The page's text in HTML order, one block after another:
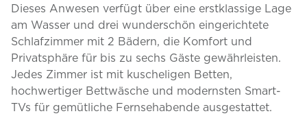
Dieses Anwesen verfügt über eine erstklassige Lage
am Wasser und drei wunderschön eingerichtete
Schlafzimmer mit 2 Bädern, die Komfort und
Privatsphäre für bis zu sechs Gäste gewährleisten.
Jedes Zimmer ist mit kuscheligen Betten,
hochwertiger Bettwäsche und modernsten Smart-
TVs für gemütliche Fernsehabende ausgestattet.